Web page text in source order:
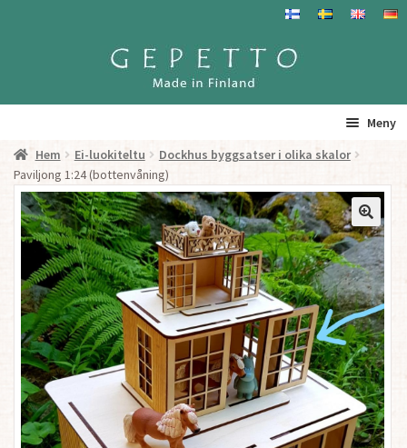
Hoppa
Hoppa
Meny
Hem
Produkter
Gepetto – Information
Återförsäljare
För Återförsäljare
Hem Ei-luokiteltu
Dockhus byggsatser i olika skalor
Paviljong 1:24 (bottenvåning)